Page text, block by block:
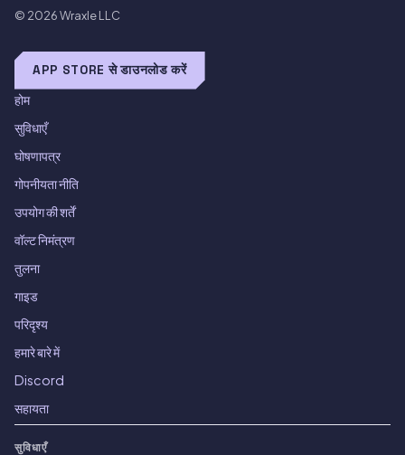
© 2026Wraxle LLC
APP STORE से डाउनलोड करें
होम
सुविधाएँ
घोषणापत्र
गोपनीयता नीति
उपयोग की शर्तें
वॉल्ट निमंत्रण
तुलना
गाइड
परिदृश्य
हमारे बारे में
Discord
सहायता
सुविधाएँ